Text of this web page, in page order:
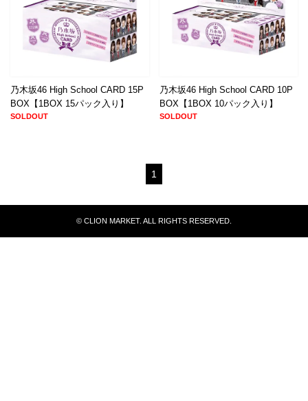
乃木坂46 High School CARD 15P
BOX【1BOX 15パック入り】
SOLDOUT
乃木坂46 High School CARD 10P
BOX【1BOX 10パック入り】
SOLDOUT
1
© CLION MARKET. ALL RIGHTS RESERVED.